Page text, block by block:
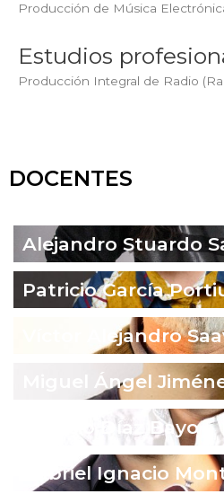
Producción de Música
Estudios
Producción Integral de Radio
DOCENTES
Alejandro Stuardo
Patricio García
Víctor Alejandro
Miguel Ángel
Ignacio Díaz Bayo
Gabriel Ignacio